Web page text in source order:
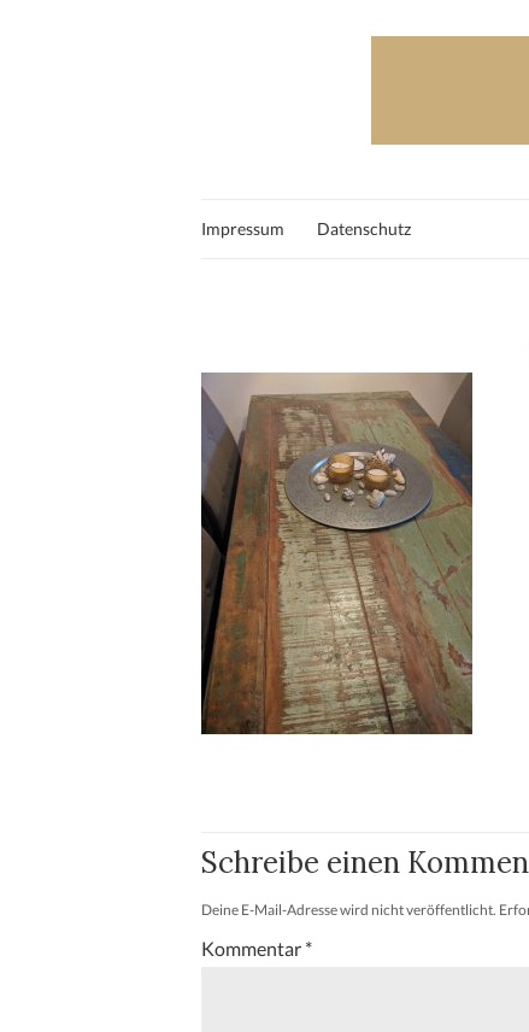
Impressum Datenschutz
Schreibe einen
Deine E-Mail-Adresse wird nicht veröffentlicht.
Kommentar *